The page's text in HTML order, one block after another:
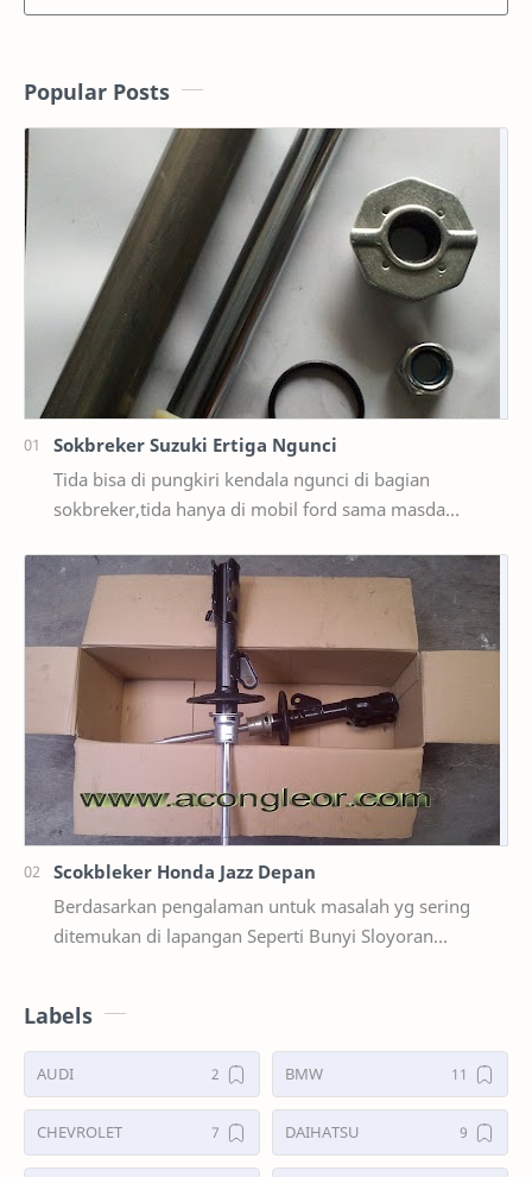
Popular Posts
Sokbreker Suzuki Ertiga Ngunci
Tida bisa di pungkiri kendala ngunci di bagian
sokbreker,tida hanya di mobil ford sama masda
Scokbleker Honda Jazz Depan
Berdasarkan pengalaman untuk masalah yg sering
ditemukan di lapangan Seperti Bunyi Sloyoran
Labels
AUDI BMW
CHEVROLET DAIHATSU